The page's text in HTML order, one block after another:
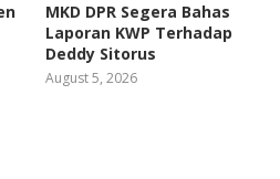
MKD DPR Segera Bahas
Laporan KWP Terhadap
Deddy Sitorus
August 5, 2026